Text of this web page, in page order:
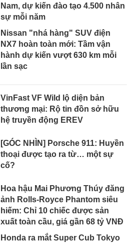
Nam, dự kiến đào tạo 4.500 nhân
sự mỗi năm
Nissan "nhá hàng" SUV điện
NX7 hoàn toàn mới: Tầm vận
hành dự kiến vượt 630 km mỗi
lần sạc
VinFast VF Wild lộ diện bản
thương mại: Rộ tin đồn sở hữu
hệ truyền động EREV
[GÓC NHÌN] Porsche 911: Huyền
thoại được tạo ra từ… một sự
cố?
Hoa hậu Mai Phương Thúy đăng
ảnh Rolls-Royce Phantom siêu
hiếm: Chỉ 10 chiếc được sản
xuất toàn cầu, giá gần 68 tỷ VNĐ
Honda ra mắt Super Cub Tokyo